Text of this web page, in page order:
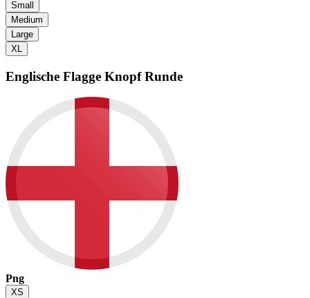
Small
Medium
Large
XL
Englische Flagge Knopf Runde
Png
XS